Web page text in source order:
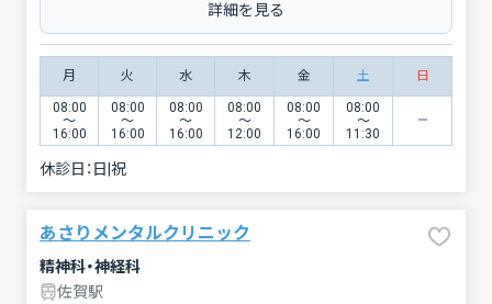
詳細を見る
月 火 水 木 金 土 日
08:00
〜
16:00
08:00
〜
16:00
08:00
〜
16:00
08:00
〜
12:00
08:00
〜
16:00
08:00
〜
11:30
休診日： 日|祝
あさりメンタルクリニック
精神科・神経科
佐賀駅